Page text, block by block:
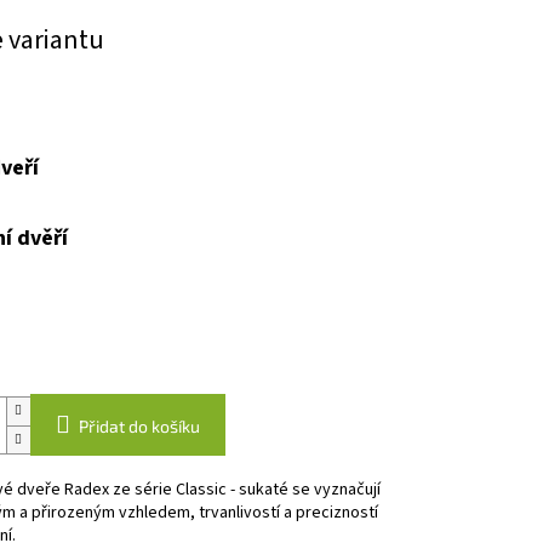
variantu
dvěří
Přidat do košíku
dveře Radex ze série Classic - sukaté se vyznačují
a přirozeným vzhledem, trvanlivostí a precizností